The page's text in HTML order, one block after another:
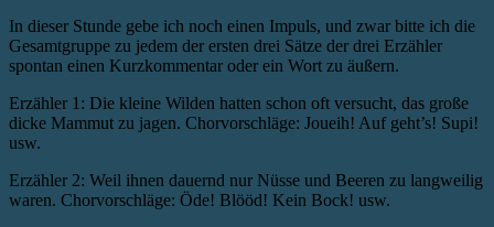
In dieser Stunde gebe ich noch einen Impuls, und zwar bitte ich die
Gesamtgruppe zu jedem der ersten drei Sätze der drei Erzähler
spontan einen Kurzkommentar oder ein Wort zu äußern.
Erzähler 1: Die kleine Wilden hatten schon oft versucht, das große
dicke Mammut zu jagen. Chorvorschläge: Joueih! Auf geht’s! Supi!
usw.
Erzähler 2: Weil ihnen dauernd nur Nüsse und Beeren zu langweilig
waren. Chorvorschläge: Öde! Blööd! Kein Bock! usw.